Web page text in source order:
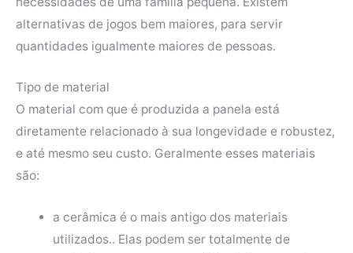
alternativas de jogos bem maiores, para servir
quantidades igualmente maiores de pessoas.
Tipo de material
O material com que é produzida a panela está
diretamente relacionado à sua longevidade e robustez,
e até mesmo seu custo. Geralmente esses materiais
são:
a cerâmica é o mais antigo dos materiais
utilizados.. Elas podem ser totalmente de